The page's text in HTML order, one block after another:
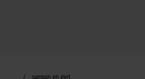
samson en gert